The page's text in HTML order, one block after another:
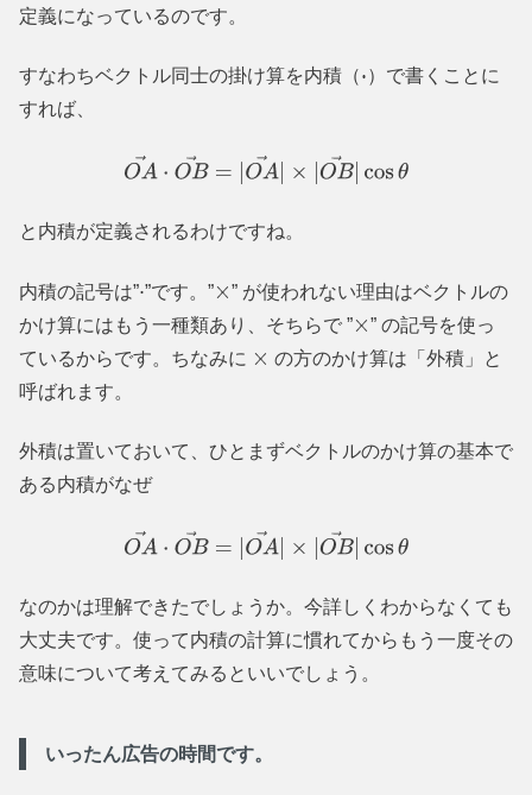
定義になっているのです。
すなわちベクトル同士の掛け算を内積（⋅）で書くことに
すれば、
O A →⋅OB →= OA→ |× OB→ cosθ
と内積が定義されるわけですね。
内積の記号は”⋅”です。”× ” が使われない理由はベクトルの
かけ算にはもう一種類あり、そちらで ”× ” の記号を使っ
ているからです。ちなみに × の方のかけ算は「外積」と
呼ばれます。
外積は置いておいて、ひとまずベクトルのかけ算の基本で
ある内積がなぜ
O A →⋅OB →= OA→ |× OB→ cosθ
なのかは理解できたでしょうか。今詳しくわからなくても
大丈夫です。使って内積の計算に慣れてからもう一度その
意味について考えてみるといいでしょう。
いったん広告の時間です。